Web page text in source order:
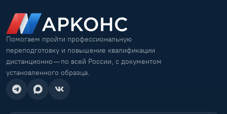
Помогаем пройти профессиональную
переподготовку и повышение квалификации
дистанционно — по всей России, с документом
установленного образца.